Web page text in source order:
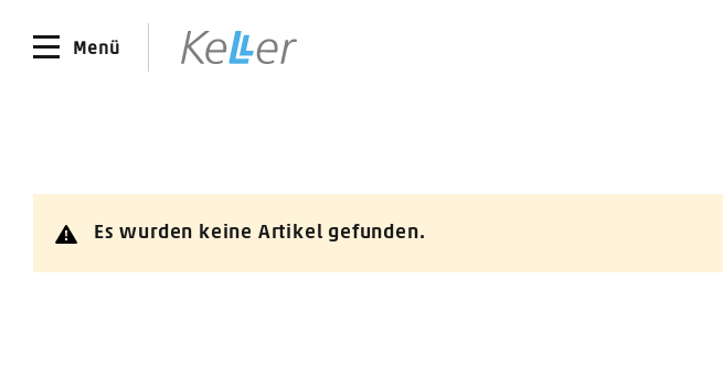
Menü
Es wurden keine Artikel gefunden.